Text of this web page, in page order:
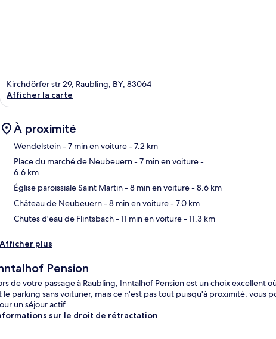
Kirchdörfer str 29, Raubling, BY, 83064
Afficher la carte
À proximité
Wendelstein- 7 min en voiture- 7.2 km
Place du marché de Neubeuern- 7 min en voiture-
6.6 km
Église paroissiale Saint Martin- 8 min en voiture- 8.6 km
Château de Neubeuern- 8 min en voiture- 7.0 km
Chutes d'eau de Flintsbach- 11 min en voiture- 11.3 km
Afficher plus
Pension
de votre passage à Raubling, Inntalhof Pension est un choix excellent
le parking sans voiturier, mais ce n'est pas tout puisqu'à proximité, vous
un séjour actif.
sur le droit de rétractation